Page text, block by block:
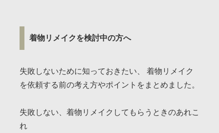
着物リメイクを検討中の方へ
失敗しないために知っておきたい、 着物リメイク
を依頼する前の考え方やポイントをまとめました。
失敗しない、着物リメイクしてもらうときのあれこ
れ